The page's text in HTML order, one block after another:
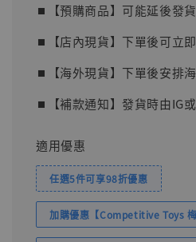
⏹︎【預購商品】可能延後發
⏹︎【店內現貨】下單後可立
⏹︎【海外現貨】下單後安排
⏹︎【補款通知】發貨時由IG
適用優惠
任選5件可享98折優惠
加購優惠【Competitive Toys